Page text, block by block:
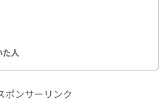
人
ポンサーリンク